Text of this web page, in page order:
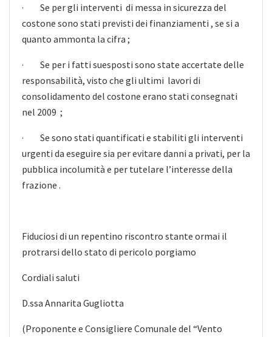
· Se per gli interventi di messa in sicurezza del
costone sono stati previsti dei finanziamenti , se si a
quanto ammonta la cifra ;
· Se per i fatti suesposti sono state accertate delle
responsabilità, visto che gli ultimi lavori di
consolidamento del costone erano stati consegnati
nel 2009 ;
· Se sono stati quantificati e stabiliti gli interventi
urgenti da eseguire sia per evitare danni a privati, per la
pubblica incolumità e per tutelare l’interesse della
frazione .
Fiduciosi di un repentino riscontro stante ormai il
protrarsi dello stato di pericolo porgiamo
Cordiali saluti
D.ssa Annarita Gugliotta
(Proponente e Consigliere Comunale del “Vento